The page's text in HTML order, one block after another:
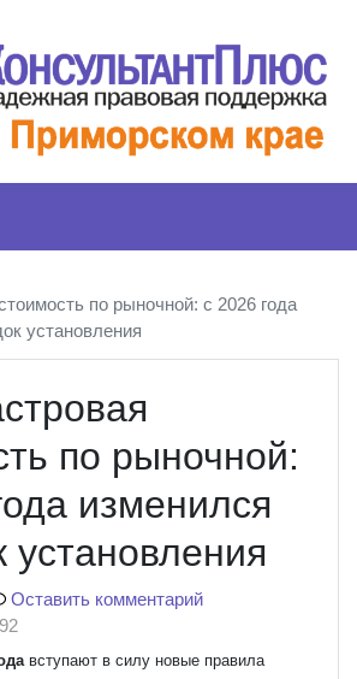
по рыночной: с 2026 года
установления
по рыночной:
изменился
установления
Оставить комментарий
вступают в силу новые правила